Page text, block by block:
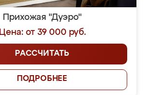
Прихожая "Дуэро"
Цена: от 39 000 руб.
РАССЧИТАТЬ
ПОДРОБНЕЕ